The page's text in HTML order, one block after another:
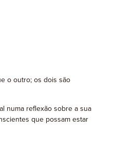
o outro; os dois são
numa reflexão sobre a sua
que possam estar